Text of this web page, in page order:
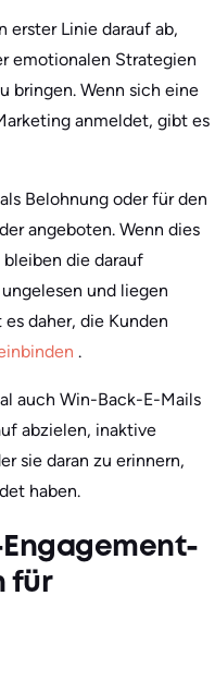
erster Linie darauf ab,
emotionalen Strategien
bringen. Wenn sich eine
anmeldet, gibt es
Belohnung oder für den
angeboten. Wenn dies
die darauf
und liegen
daher, die Kunden
.
auch Win-Back-E-Mails
abzielen, inaktive
sie daran zu erinnern,
haben.
Engagement-
für